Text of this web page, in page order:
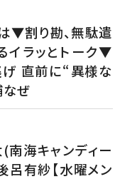
▼割り勘、無駄遣
イラッとトーク▼
げ 直前に“異様な
ぜ
(南海キャンディー
呂有紗【水曜メン